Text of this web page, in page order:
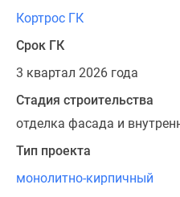
Кортрос ГК
Срок ГК
3 квартал 2026 года
Стадия строительства
отделка фасада и
Тип проекта
монолитно-кирпичный